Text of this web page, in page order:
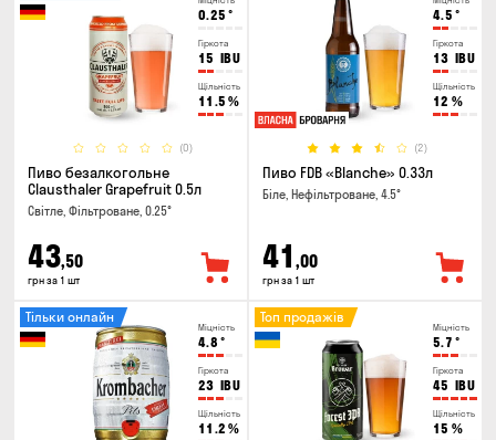
0.25 °
Гіркота
15 IBU
Щільність
11.5 %
(0)
Пиво безалкогольне
Clausthaler Grapefruit 0.5л
Світле, Фільтроване, 0.25°
43,50
грн за 1 шт
4.5 °
Гіркота
13 IBU
Щільність
12 %
(2)
Пиво FDB «Blanche» 0.33л
Біле, Нефільтроване, 4.5°
41 ,00
грн за 1 шт
Міцність
4.8 °
Гіркота
23 IBU
Щільність
11.2 %
Тільки онлайн
Міцність
5.7 °
Гіркота
45 IBU
Щільність
15 %
Топ продажів